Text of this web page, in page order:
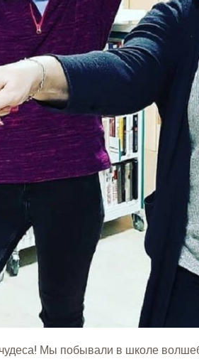
Мы побывали в школе